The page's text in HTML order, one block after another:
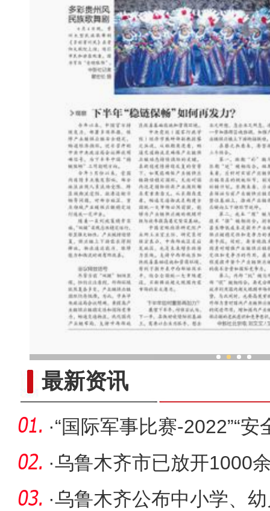
最新资讯
·“国际军事比赛-2022”“
国
·乌鲁木齐市已放开1000
措施
·乌鲁木齐公布中小学、